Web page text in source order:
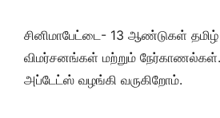
சினிமாபேட்டை- 13 ஆண்டுகள் தமிழ்
விமர்சனங்கள் மற்றும்
அப்டேட்ஸ் வழங்கி வருகிறோம்.